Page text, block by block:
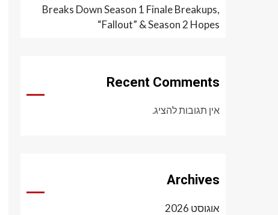
Breaks Down Season 1 Finale Breakups,
“Fallout” & Season 2 Hopes
Recent Comments
אין תגובות להציג.
Archives
אוגוסט 2026